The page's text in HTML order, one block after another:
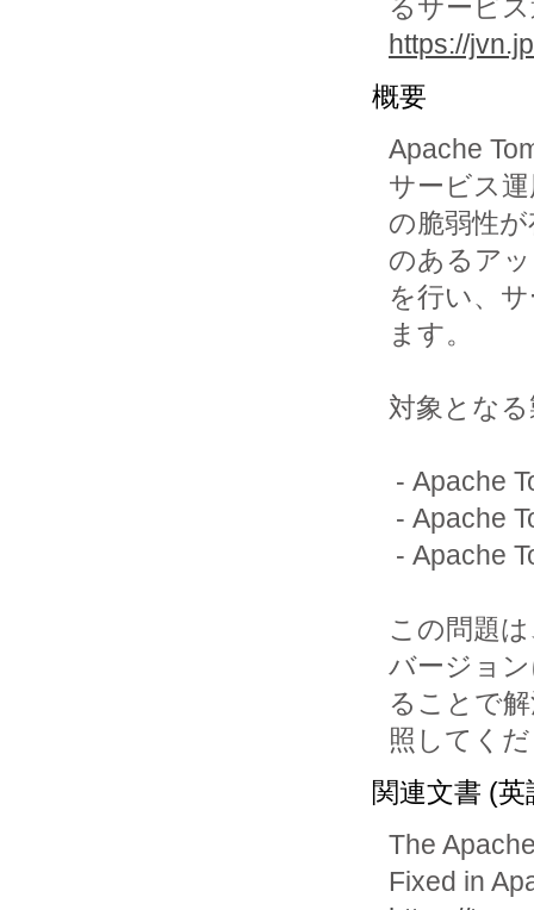
るサービ
https://
概要
Apache
サービス
の脆弱性
のあるア
を行い、
ます。
対象とな
この問題
バージョ
ることで
関連文書 (英
The
Fixed in